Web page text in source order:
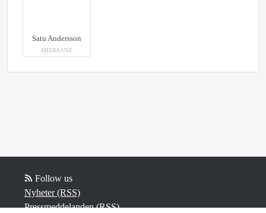
Satu Andersson
MEDIA USE
Follow us
Nyheter (RSS)
Pressmeddelanden (RSS)